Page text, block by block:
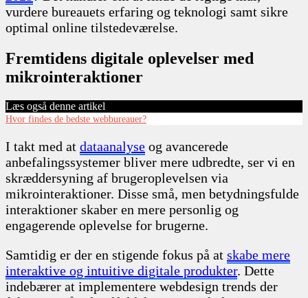
vurdere bureauets erfaring og teknologi samt sikre
optimal online tilstedeværelse.
Fremtidens digitale oplevelser med
mikrointeraktioner
Læs også denne artikel
Hvor findes de bedste webbureauer?
I takt med at dataanalyse og avancerede
anbefalingssystemer bliver mere udbredte, ser vi en
skræddersyning af brugeroplevelsen via
mikrointeraktioner. Disse små, men betydningsfulde
interaktioner skaber en mere personlig og
engagerende oplevelse for brugerne.
Samtidig er der en stigende fokus på at skabe mere
interaktive og intuitive digitale produkter. Dette
indebærer at implementere webdesign trends der